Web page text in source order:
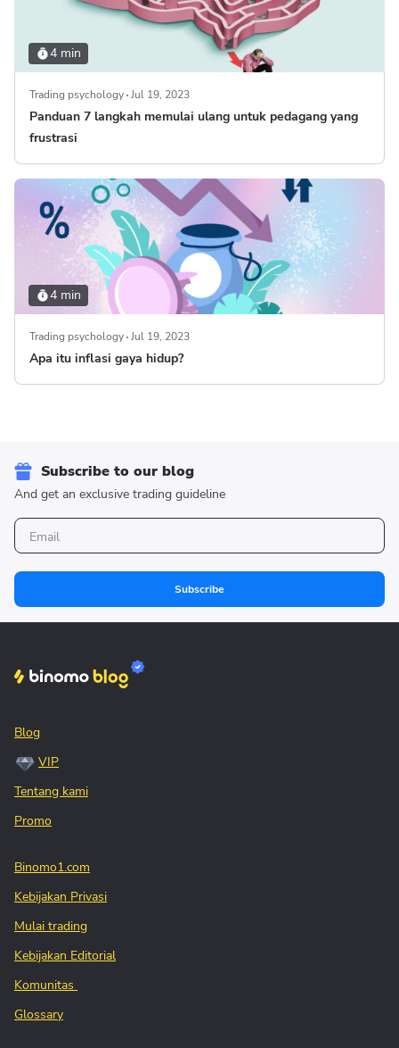
4 min
Trading psychology Jul 19, 2023
Panduan 7 langkah memulai ulang untuk pedagang yang
frustrasi
4 min
Trading psychology Jul 19, 2023
Apa itu inflasi gaya hidup?
Subscribe to our blog
And get an exclusive trading guideline
Subscribe
Blog
VIP
Tentang kami
Promo
Binomo1.com
Kebijakan Privasi
Mulai trading
Kebijakan Editorial
Komunitas
Glossary